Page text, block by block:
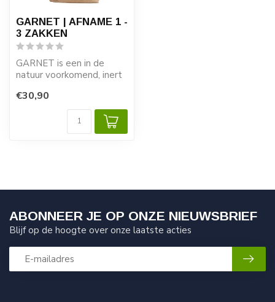
GARNET | AFNAME 1 -
3 ZAKKEN
GARNET is een in de
natuur voorkomend, inert
vrijkwarts bevat...
€30,90
ABONNEER JE OP ONZE NIEUWSBRIEF
Blijf op de hoogte over onze laatste acties